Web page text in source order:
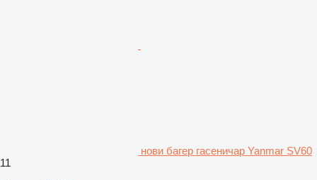
нови багер гасеничар Yanmar SV60
11